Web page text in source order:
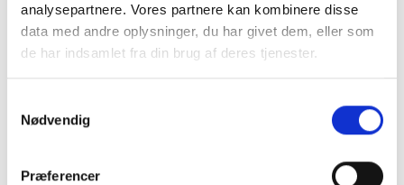
analysepartnere. Vores partnere kan kombinere disse
data med andre oplysninger, du har givet dem, eller som
de har indsamlet fra din brug af deres tjenester.
Nødvendig
Præferencer